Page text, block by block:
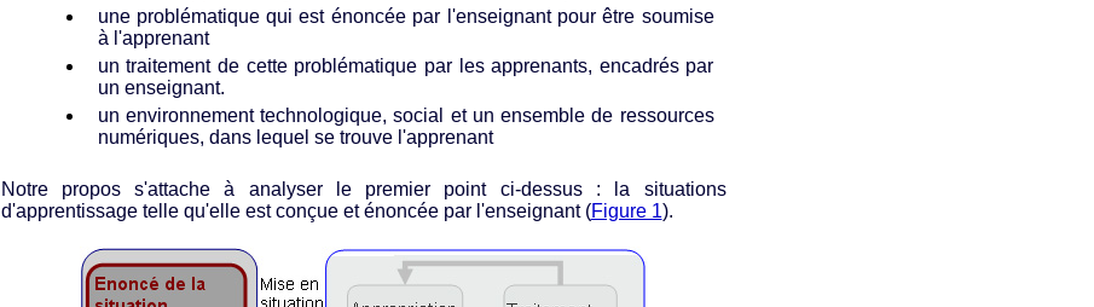
une problématique qui est énoncée par l'enseignant pour être soumise
à l'apprenant
un traitement de cette problématique par les apprenants, encadrés par
un enseignant.
un environnement technologique, social et un ensemble de ressources
numériques, dans lequel se trouve l'apprenant
Notre propos s'attache à analyser le premier point ci-dessus : la situations
d'apprentissage telle qu'elle est conçue et énoncée par l'enseignant (Figure 1).